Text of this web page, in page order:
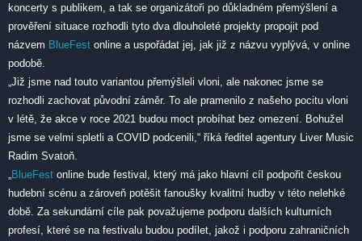
koncerty s publikem, a tak se organizátoři po důkladném přemýšlení a
prověření situace rozhodli tyto dva dlouholeté projekty propojit pod
názvem BlueFest online a uspořádat jej, jak již z názvu vyplývá, v online
podobě.
„Již jsme nad touto variantou přemýšleli vloni, ale nakonec jsme se
rozhodli zachovat původní záměr. To ale pramenilo z našeho pocitu vloni
v létě, že akce v roce 2021 budou moct probíhat bez omezení. Bohužel
jsme se velmi spletli a COVID podcenili,“ říká ředitel agentury Liver Music
Radim Svatoň.
BlueFest online bude festival, který má jako hlavní cíl podpořit českou
hudební scénu a zároveň potěšit fanoušky kvalitní hudby v této nelehké
době. Za sekundární cíle pak považujeme podporu dalších kulturních
profesí, které se na festivalu budou podílet, jakož i podporu zahraničních